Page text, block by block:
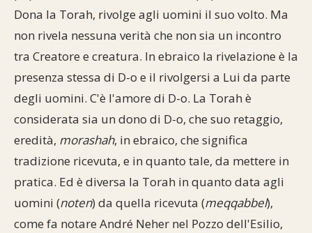
Dona la Torah, rivolge agli uomini il suo volto. Ma
non rivela nessuna verità che non sia un incontro
tra Creatore e creatura. In ebraico la rivelazione è la
presenza stessa di D-o e il rivolgersi a Lui da parte
degli uomini. C'è l'amore di D-o. La Torah è
considerata sia un dono di D-o, che suo retaggio,
eredità, morashah, in ebraico, che significa
tradizione ricevuta, e in quanto tale, da mettere in
pratica. Ed è diversa la Torah in quanto data agli
uomini (noten) da quella ricevuta (meqqabbel),
come fa notare André Neher nel Pozzo dell'Esilio,